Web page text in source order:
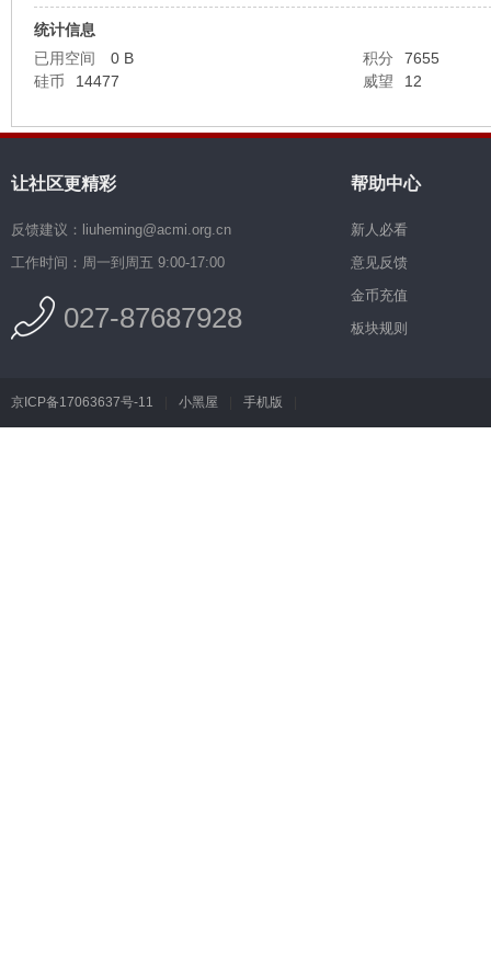
统计信息
已用空间
0 B 积分
7655
硅币
14477 威望 12
让社区更精彩
反馈建议：liuheming@acmi.org.cn
工作时间：周一到周五 9:00-17:00
027-87687928
帮助中心
新人必看
意见反馈
金币充值
板块规则
京ICP备17063637号-11 小黑屋 手机版